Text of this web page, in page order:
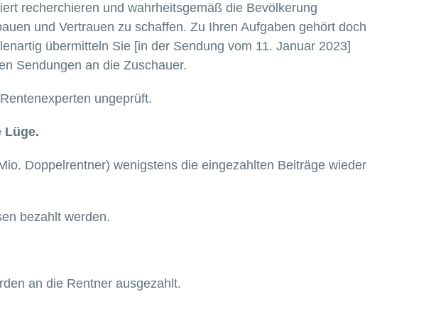
recherchieren und wahrheitsgemäß die Bevölkerung
und Vertrauen zu schaffen. Zu Ihren Aufgaben gehört doch
übermitteln Sie [in der Sendung vom 11. Januar 2023]
Sendungen an die Zuschauer.
ungeprüft.
Lüge.
Doppelrentner) wenigstens die eingezahlten Beiträge wieder
bezahlt werden.
an die Rentner ausgezahlt.